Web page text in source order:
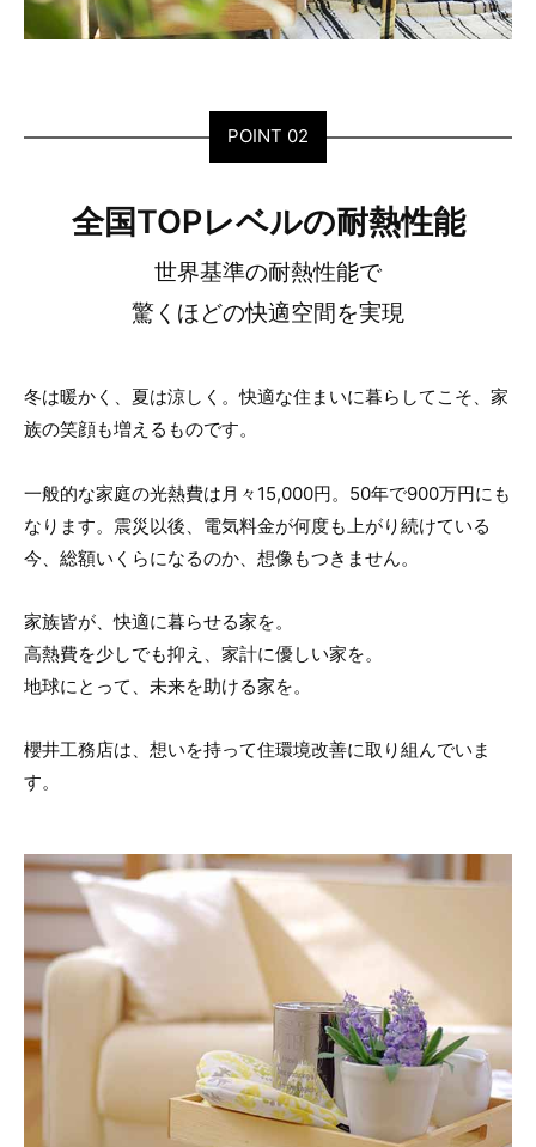
POINT 02
全国TOPレベルの耐熱性能
世界基準の耐熱性能で
驚くほどの快適空間を実現
冬は暖かく、夏は涼しく。快適な住まいに暮らしてこそ、家
族の笑顔も増えるものです。
一般的な家庭の光熱費は月々15,000円。50年で900万円にも
なります。震災以後、電気料金が何度も上がり続けている
今、総額いくらになるのか、想像もつきません。
家族皆が、快適に暮らせる家を。
高熱費を少しでも抑え、家計に優しい家を。
地球にとって、未来を助ける家を。
櫻井工務店は、想いを持って住環境改善に取り組んでいま
す。